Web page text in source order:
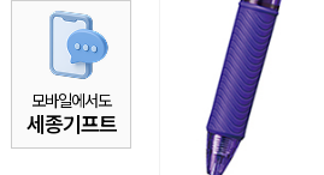
모바일에서도
세종기프트